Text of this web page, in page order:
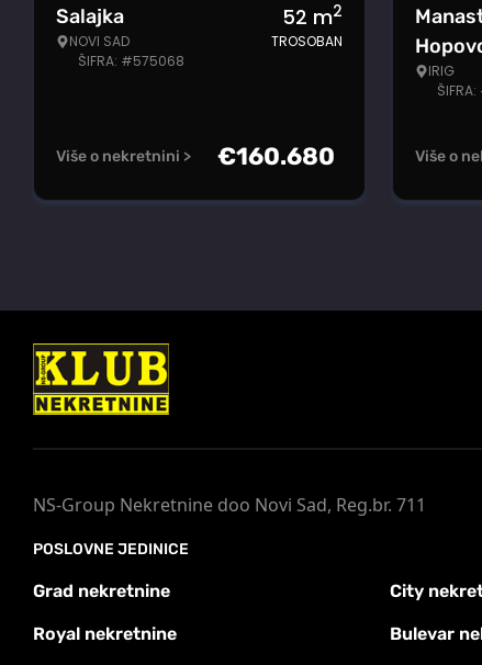
Salajka
NOVI SAD
ŠIFRA: #575068
52 m2
TROSOBAN
Više o nekretnini > €160.680
IRIG
Više o
NS-Group Nekretnine doo Novi Sad, Reg.br. 711
POSLOVNE JEDINICE
Grad nekretnine City
Royal nekretnine Bulevar